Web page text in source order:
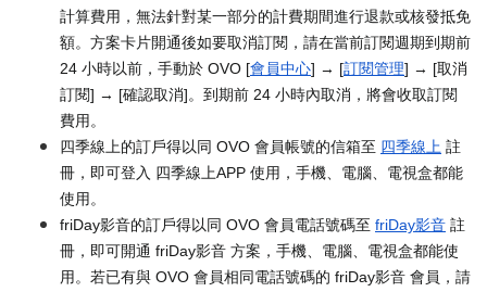
計算費用，無法針對某一部分的計費期間進行退款或核發抵免
額。方案卡片開通後如要取消訂閱，請在當前訂閱週期到期前
24 小時以前，手動於 OVO [會員中心] → [訂閱管理] → [取消
訂閱] → [確認取消]。到期前 24 小時內取消，將會收取訂閱
費用。
四季線上的訂戶得以同 OVO 會員帳號的信箱至 四季線上 註
冊，即可登入 四季線上APP 使用，手機、電腦、電視盒都能
使用。
friDay影音的訂戶得以同 OVO 會員電話號碼至 friDay影音 註
冊，即可開通 friDay影音 方案，手機、電腦、電視盒都能使
用。若已有與 OVO 會員相同電話號碼的 friDay影音 會員，請